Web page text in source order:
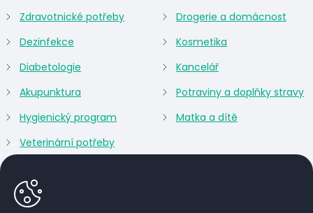
Zdravotnické potřeby
Dezinfekce
Diabetologie
Akupunktura
Hygienický program
Veterinární potřeby
Drogerie a domácnost
Kosmetika
Kancelář
Potraviny a doplňky stravy
Matka a dítě